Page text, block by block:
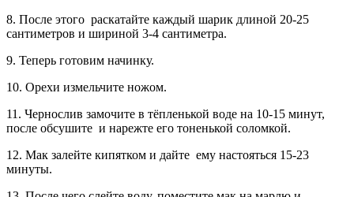
8. После этого раскатайте каждый шарик длиной 20-25
сантиметров и шириной 3-4 сантиметра.
9. Теперь готовим начинку.
10. Орехи измельчите ножом.
11. Чернослив замочите в тёпленькой воде на 10-15 минут,
после обсушите и нарежте его тоненькой соломкой.
12. Мак залейте кипятком и дайте ему настояться 15-23
минуты.